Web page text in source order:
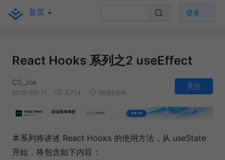
首页 登录
React Hooks 系列之2 useEffect
CS_Joe
2020-05-11 5,714 阅读8分钟
关注
本系列将讲述 React Hooks 的使用方法，从 useState
开始，将包含如下内容：